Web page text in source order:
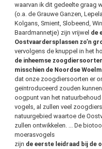
waarvan ik dit gedeelte graag
(o.a. de Grauwe Ganzen,
Kolgans, Smient, Slobeend,
Baardmannetje) zijn vrijwel de
Oostvaardersplassen zo’n
vervolgens de knuppel in het
de inheemse
misschien de Noordse
dat onze zoogdiersoorten er
geïntroduceerd zouden
oogpunt van het
vogels, al zullen veel
natuurgebied waartoe de
zullen ontwikkelen. ... De
moerasvogels
zijn de eerste leidraad bij de